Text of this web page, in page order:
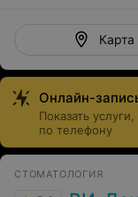
Карта
Онлайн-
Показать
по телефону
СТОМАТОЛОГИЯ